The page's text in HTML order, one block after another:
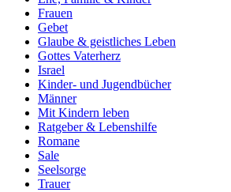
Frauen
Gebet
Glaube & geistliches Leben
Gottes Vaterherz
Israel
Kinder- und Jugendbücher
Männer
Mit Kindern leben
Ratgeber & Lebenshilfe
Romane
Sale
Seelsorge
Trauer